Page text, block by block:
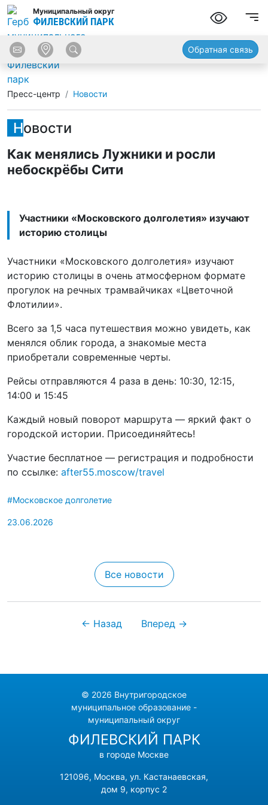
Муниципальный округ
ФИЛЕВСКИЙ ПАРК
Обратная связь
Пресс-центр Новости
Новости
Как менялись Лужники и росли
небоскрёбы Сити
Участники «Московского долголетия» изучают
историю столицы
Участники «Московского долголетия» изучают
историю столицы в очень атмосферном формате
прогулок на речных трамвайчиках «Цветочной
Флотилии».
Всего за 1,5 часа путешествия можно увидеть, как
менялся облик города, а знакомые места
приобретали современные черты.
Рейсы отправляются 4 раза в день: 10:30, 12:15,
14:00 и 15:45
Каждый новый поворот маршрута — яркий факт о
городской истории. Присоединяйтесь!
Участие бесплатное — регистрация и подробности
по ссылке: after55.moscow/travel
#Московское долголетие
23.06.2026
Все новости
← Назад Вперед →
© 2026 Внутригородское
муниципальное образование -
муниципальный округ
ФИЛЕВСКИЙ ПАРК
в городе Москве
121096, Москва, ул. Кастанаевская,
дом 9, корпус 2